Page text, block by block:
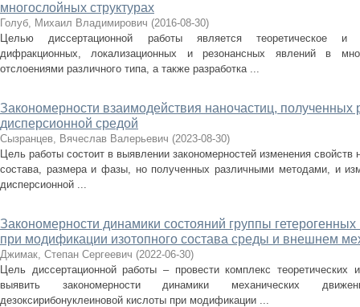
многослойных структурах
Голуб, Михаил Владимирович (2016-08-30)
Целью диссертационной работы является теоретическое и
дифракционных, локализационных и резонансных явлений в
отслоениями различного типа, а также разработка ...
Закономерности взаимодействия наночастиц,
дисперсионной средой
Сызранцев, Вячеслав Валерьевич (2023-08-30)
Цель работы состоит в выявлении закономерностей изменения свойств
состава, размера и фазы, но полученных различными методами, и
дисперсионной ...
Закономерности динамики состояний группы
при модификации изотопного состава среды и внешнем
Джимак, Степан Сергеевич (2022-06-30)
Цель диссертационной работы – провести комплекс теоретических
выявить закономерности динамики механических
дезоксирибонуклеиновой кислоты при модификации ...